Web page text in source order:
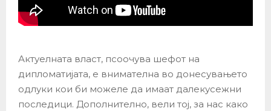
Актуелната власт, псоочува шефот на
дипломатијата, е внимателна во донесувањето
одлуки кои би можеле да имаат далекусежни
последици. Дополнително, вели тој, за нас како